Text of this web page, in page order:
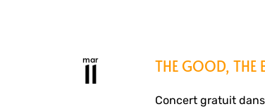
mar
11 THE GOOD,
Concert gratuit